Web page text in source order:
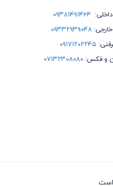
۰۹۳۸۱۴۹۱۴۶۴
۰۹۳۳۲۹۳۹۰۴۸
۰۹۱۷۱۲۰۲۲۴۵
و فکس: ۰۷۱۳۲۳۰۸۰۸۰
است